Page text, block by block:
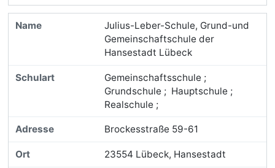
Julius-Leber-Schule, Grund-und
Gemeinschaftschule der
Hansestadt Lübeck
Gemeinschaftsschule ;
Grundschule ; Hauptschule ;
Realschule ;
Brockesstraße 59-61
23554 Lübeck, Hansestadt